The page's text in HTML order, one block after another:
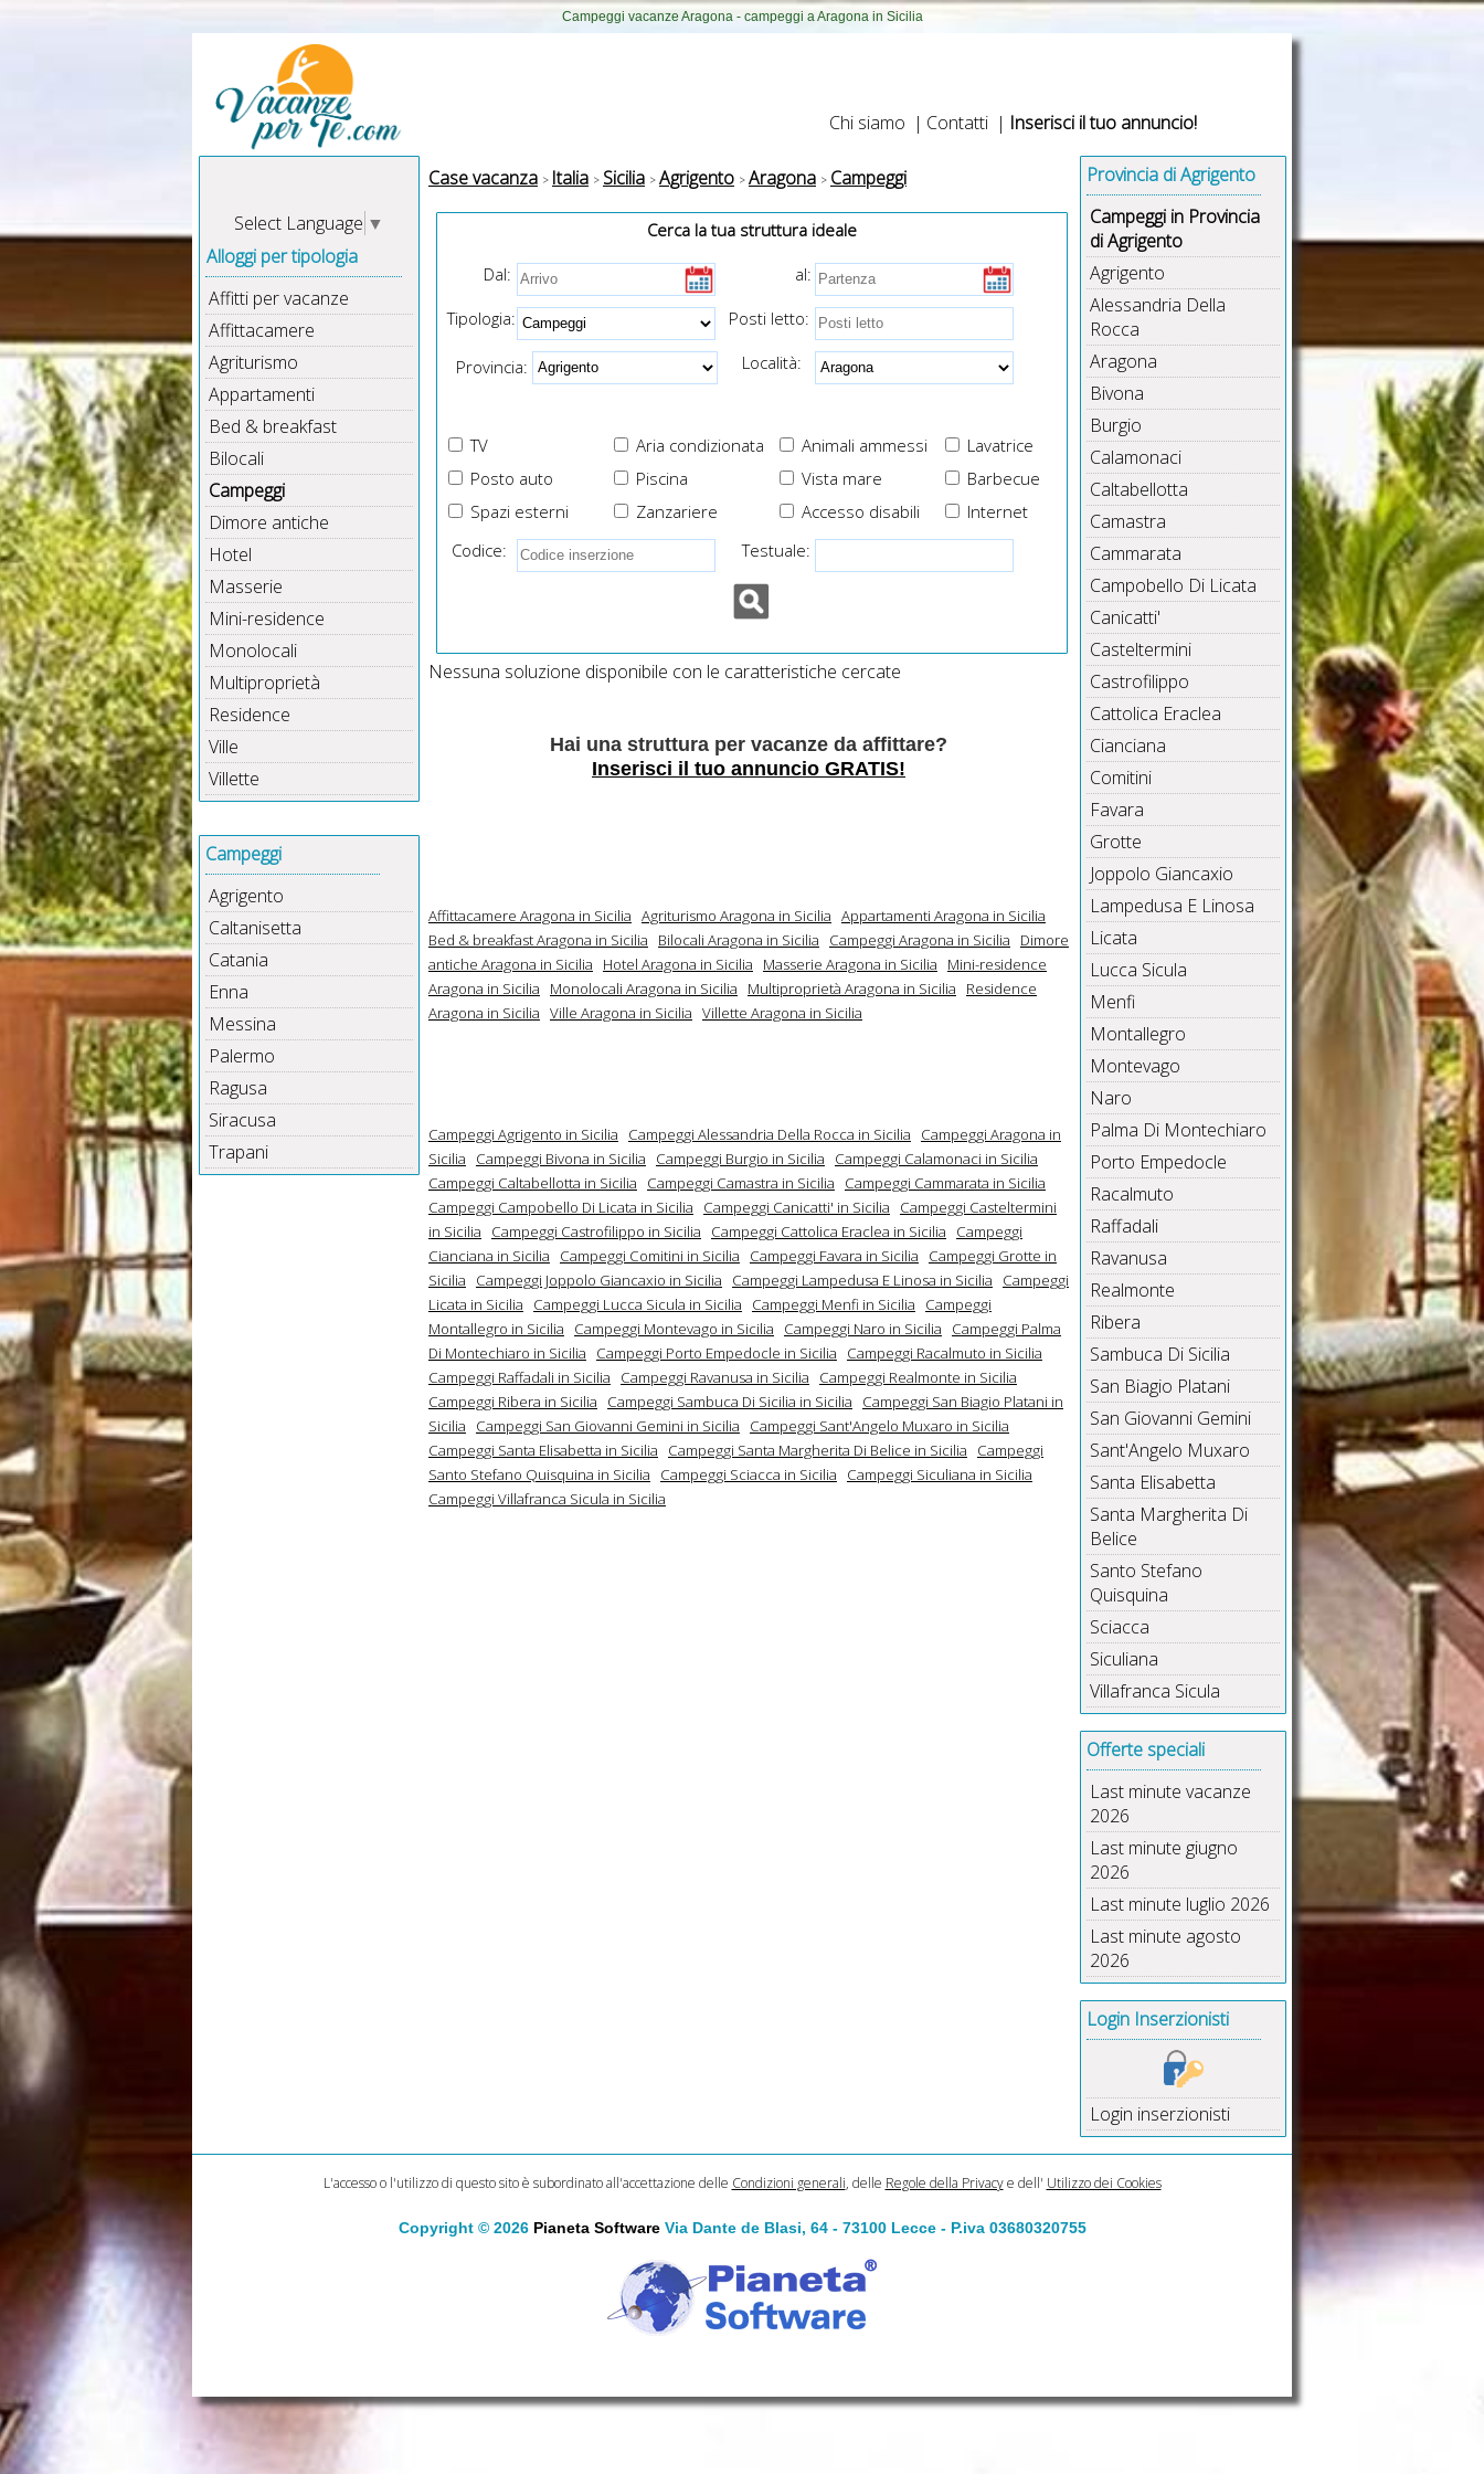
Campeggi vacanze Aragona - campeggi a Aragona in Sicilia
Chi siamo | Contatti | Inserisci il tuo annuncio!
Select Language ▼
Alloggi per tipologia
Affitti per vacanze
Affittacamere
Agriturismo
Appartamenti
Bed & breakfast
Bilocali
Campeggi
Dimore antiche
Hotel
Masserie
Mini-residence
Monolocali
Multiproprietà
Residence
Ville
Villette
Campeggi
Agrigento
Caltanisetta
Catania
Enna
Messina
Palermo
Ragusa
Siracusa
Trapani
Case vacanza Italia Sicilia Agrigento Aragona Campeggi
Cerca la tua struttura ideale
Dal:
al:
Tipologia:
Posti letto:
Provincia: Località:
TV Aria condizionata Animali ammessi
Lavatrice
Posto auto
Piscina Vista mare
Barbecue
Spazi esterni
Zanzariere Internet
Accesso disabili
Codice:
Testuale:
Nessuna soluzione disponibile con le caratteristiche cercate
Hai una struttura per vacanze da affittare?
Inserisci il tuo annuncio GRATIS!
Affittacamere Aragona in Sicilia Agriturismo Aragona in Sicilia Appartamenti Aragona in Sicilia
Bed & breakfast Aragona in Sicilia
Bilocali Aragona in Sicilia Campeggi Aragona in Sicilia
Dimore
antiche Aragona in Sicilia
Hotel Aragona in Sicilia Masserie Aragona in Sicilia
Mini-residence
Aragona in Sicilia
Monolocali Aragona in Sicilia Multiproprietà Aragona in Sicilia
Residence
Aragona in Sicilia Ville Aragona in Sicilia Villette Aragona in Sicilia
Campeggi Agrigento in Sicilia Campeggi Alessandria Della Rocca in Sicilia
Campeggi Aragona in
Sicilia
Campeggi Bivona in Sicilia Campeggi Burgio in Sicilia
Campeggi Calamonaci in Sicilia
Campeggi Caltabellotta in Sicilia
Campeggi Camastra in Sicilia
Campeggi Cammarata in Sicilia
Campeggi Campobello Di Licata in Sicilia
Campeggi Canicatti' in Sicilia
Campeggi Casteltermini
in Sicilia
Campeggi Castrofilippo in Sicilia Campeggi Cattolica Eraclea in Sicilia
Campeggi
Cianciana in Sicilia
Campeggi Comitini in Sicilia Campeggi Favara in Sicilia
Campeggi Grotte in
Sicilia
Campeggi Joppolo Giancaxio in Sicilia Campeggi Lampedusa E Linosa in Sicilia
Campeggi
Licata in Sicilia
Campeggi Lucca Sicula in Sicilia Campeggi Menfi in Sicilia
Campeggi
Montallegro in Sicilia
Campeggi Montevago in Sicilia Campeggi Naro in Sicilia
Campeggi Palma
Di Montechiaro in Sicilia
Campeggi Porto Empedocle in Sicilia
Campeggi Racalmuto in Sicilia
Campeggi Raffadali in Sicilia
Campeggi Ravanusa in Sicilia
Campeggi Realmonte in Sicilia
Campeggi Ribera in Sicilia
Campeggi Sambuca Di Sicilia in Sicilia
Campeggi San Biagio Platani in
Sicilia
Campeggi San Giovanni Gemini in Sicilia
Campeggi Sant'Angelo Muxaro in Sicilia
Campeggi Santa Elisabetta in Sicilia
Campeggi Santa Margherita Di Belice in Sicilia
Campeggi
Santo Stefano Quisquina in Sicilia
Campeggi Sciacca in Sicilia
Campeggi Siculiana in Sicilia
Campeggi Villafranca Sicula in Sicilia
Provincia di Agrigento
Campeggi in Provincia
di Agrigento
Agrigento
Alessandria Della
Rocca
Aragona
Bivona
Burgio
Calamonaci
Caltabellotta
Camastra
Cammarata
Campobello Di Licata
Canicatti'
Casteltermini
Castrofilippo
Cattolica Eraclea
Cianciana
Comitini
Favara
Grotte
Joppolo Giancaxio
Lampedusa E Linosa
Licata
Lucca Sicula
Menfi
Montallegro
Montevago
Naro
Palma Di Montechiaro
Porto Empedocle
Racalmuto
Raffadali
Ravanusa
Realmonte
Ribera
Sambuca Di Sicilia
San Biagio Platani
San Giovanni Gemini
Sant'Angelo Muxaro
Santa Elisabetta
Santa Margherita Di
Belice
Santo Stefano
Quisquina
Sciacca
Siculiana
Villafranca Sicula
Offerte speciali
Last minute vacanze
2026
Last minute giugno
2026
Last minute luglio 2026
Last minute agosto
2026
Login Inserzionisti
Login inserzionisti
L'accesso o l'utilizzo di questo sito è subordinato all'accettazione delle Condizioni generali, delle Regole della Privacye dell' Utilizzo dei Cookies
Copyright © 2026 Pianeta SoftwareVia Dante de Blasi, 64 - 73100 Lecce - P.iva 03680320755